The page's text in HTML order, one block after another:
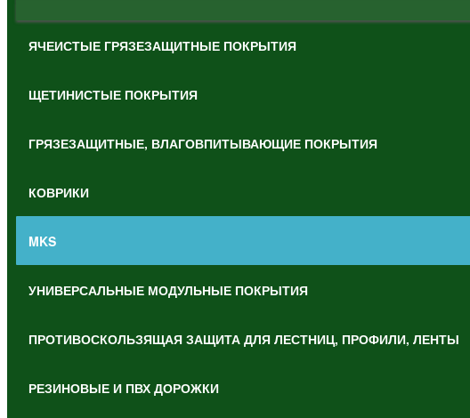
ЯЧЕИСТЫЕ ГРЯЗЕЗАЩИТНЫЕ ПОКРЫТИЯ
ЩЕТИНИСТЫЕ ПОКРЫТИЯ
ГРЯЗЕЗАЩИТНЫЕ, ВЛАГОВПИТЫВАЮЩИЕ ПОКРЫТИЯ
КОВРИКИ
MKS
УНИВЕРСАЛЬНЫЕ МОДУЛЬНЫЕ ПОКРЫТИЯ
ПРОТИВОСКОЛЬЗЯЩАЯ ЗАЩИТА ДЛЯ ЛЕСТНИЦ, ПРОФИЛИ, ЛЕНТЫ
РЕЗИНОВЫЕ И ПВХ ДОРОЖКИ